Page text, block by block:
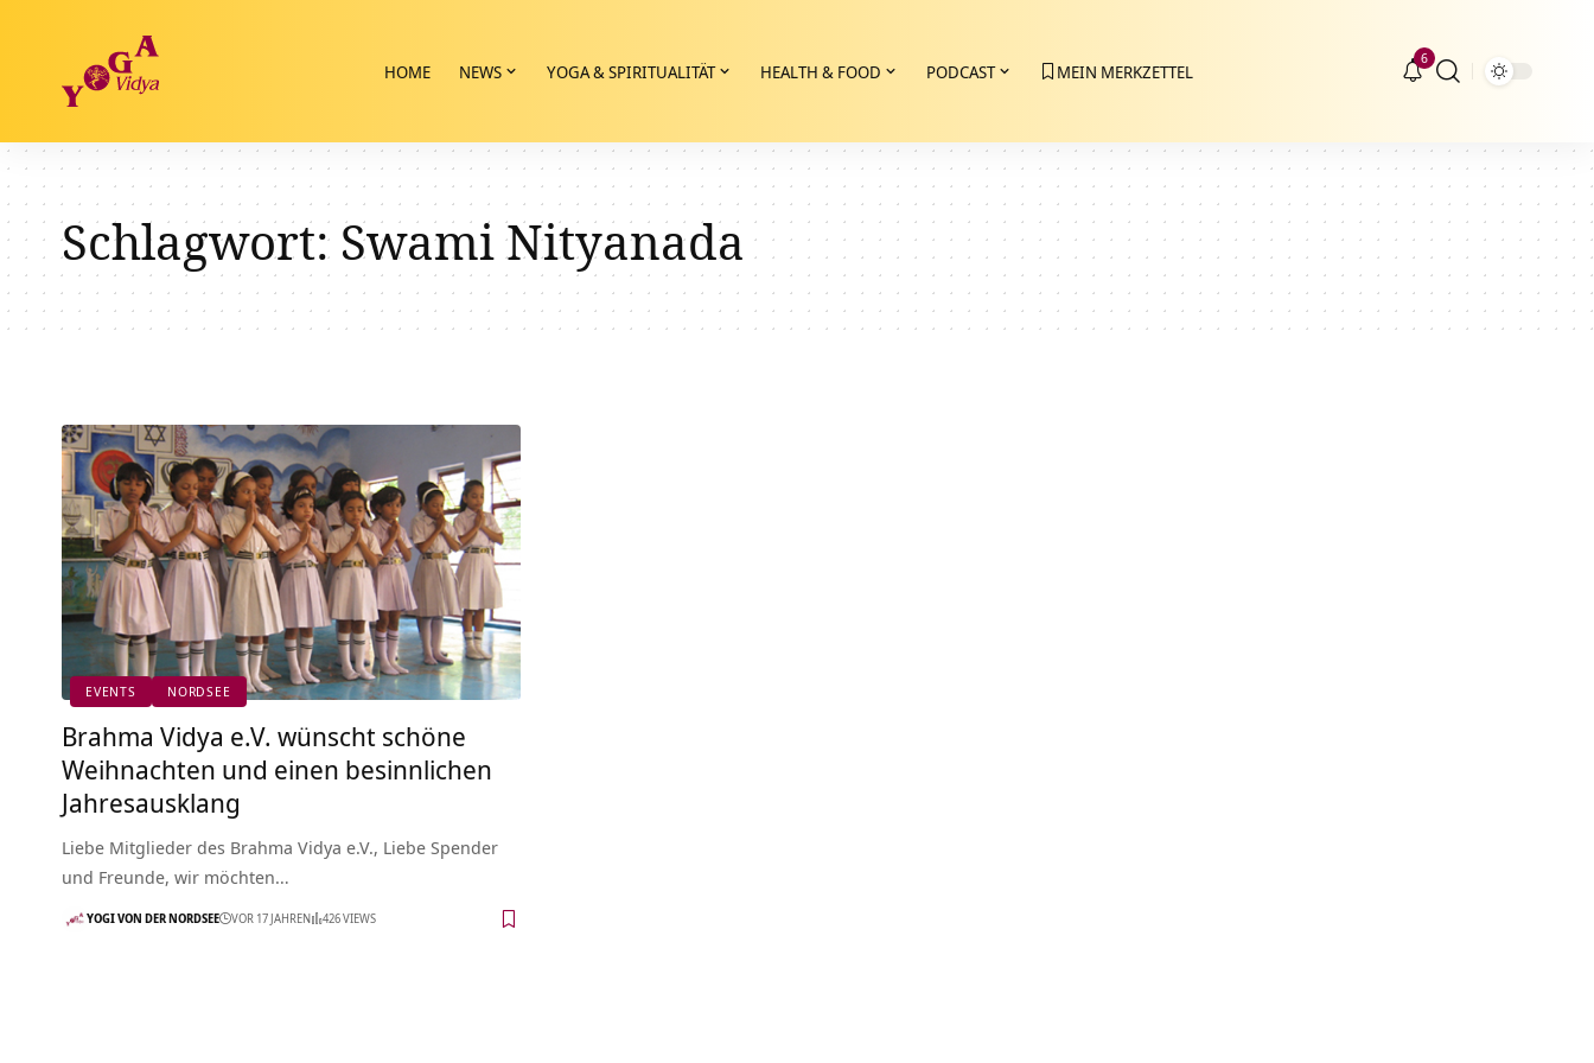
HOME NEWS YOGA & SPIRITUALITÄT HEALTH & FOOD PODCAST MEIN MERKZETTEL
6
Schlagwort: Swami Nityanada
EVENTS NORDSEE
Brahma Vidya e.V. wünscht schöne
Weihnachten und einen besinnlichen
Jahresausklang
Liebe Mitglieder des Brahma Vidya e.V., Liebe Spender
und Freunde, wir möchten…
YOGI VON DER NORDSEE VOR 17 JAHREN 426 VIEWS